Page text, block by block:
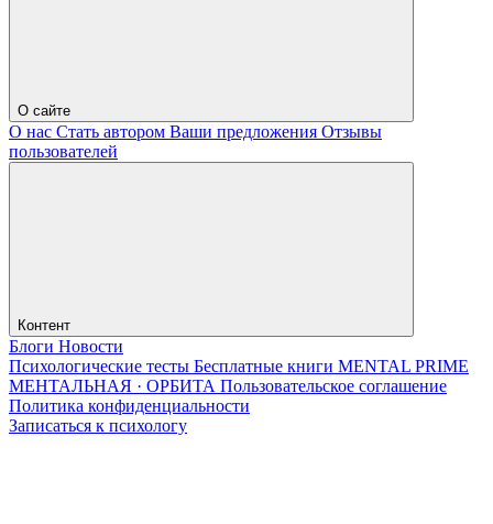
О сайте
О нас Стать автором Ваши предложения Отзывы
пользователей
Контент
Блоги Новости
Психологические тесты Бесплатные книги MENTAL PRIME
МЕНТАЛЬНАЯ · ОРБИТА Пользовательское соглашение
Политика конфиденциальности
Записаться к психологу